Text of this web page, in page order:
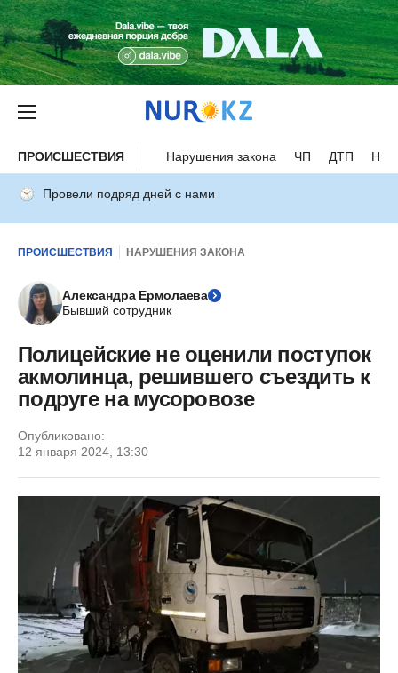
ПРОИСШЕСТВИЯ Нарушения закона ЧП ДТП
Провели подряд дней с нами
ПРОИСШЕСТВИЯ НАРУШЕНИЯ ЗАКОНА
Александра Ермолаева
Бывший сотрудник
Полицейские не оценили поступок
акмолинца, решившего съездить к
подруге на мусоровозе
Опубликовано:
12 января 2024, 13:30